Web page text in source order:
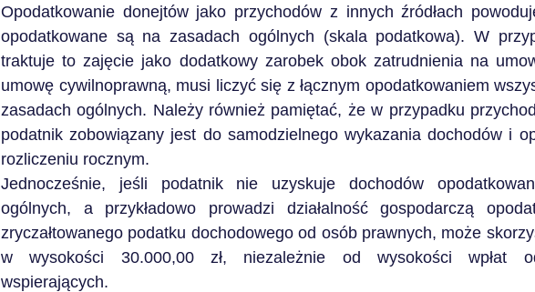
Opodatkowanie donejtów jako przychodów z innych źródłach
opodatkowane są na zasadach ogólnych (skala podatkowa). W
traktuje to zajęcie jako dodatkowy zarobek obok zatrudnienia na
umowę cywilnoprawną, musi liczyć się z łącznym opodatkowaniem
zasadach ogólnych. Należy również pamiętać, że w przypadku
podatnik zobowiązany jest do samodzielnego wykazania dochodów i
rozliczeniu rocznym.
Jednocześnie, jeśli podatnik nie uzyskuje dochodów
ogólnych, a przykładowo prowadzi działalność gospodarczą
zryczałtowanego podatku dochodowego od osób prawnych, może
w wysokości 30.000,00 zł, niezależnie od wysokości wpłat
wspierających.